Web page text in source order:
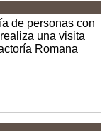
de personas con
una visita
Romana